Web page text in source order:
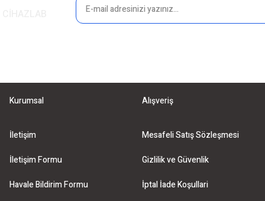
Kurumsal
İletişim
İletişim Formu
Havale Bildirim Formu
Alışveriş
Mesafeli Satış Sözleşmesi
Gizlilik ve Güvenlik
İptal İade Koşullari